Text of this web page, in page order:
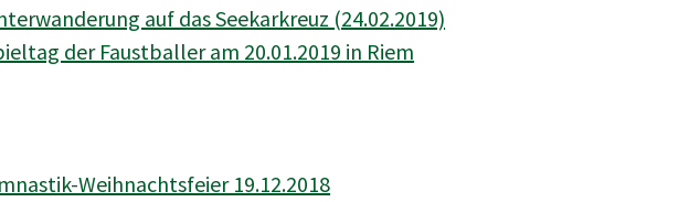
auf das Seekarkreuz (24.02.2019)
der Faustballer am 20.01.2019 in Riem
Weihnachtsfeier 19.12.2018